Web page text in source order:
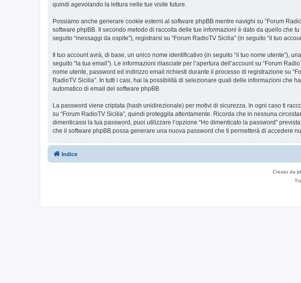
quindi agevolando la lettura nelle tue visite future.
Possiamo anche generare cookie esterni al software phpBB mentre navighi su “Forum
software phpBB. Il secondo metodo di raccolta delle tue informazioni è dato da quello che
seguito “messaggi da ospite”), registrarsi su “Forum RadioTV Sicilia” (in seguito “il tuo
Il tuo account avrà, di base, un unico nome identificativo (in seguito “il tuo nome utente”),
seguito “la tua email”). Le informazioni rilasciate per l’apertura dell’account su “Forum
nome utente, password ed indirizzo email richiesti durante il processo di registrazione su
RadioTV Sicilia”. In tutti i casi, hai la possibilità di selezionare quali delle informazioni che
automatico di email del software phpBB.
La password viene criptata (hash unidirezionale) per motivi di sicurezza. In ogni caso ti
su “Forum RadioTV Sicilia”, quindi proteggila attentamente. Ricorda che in nessuna
dimenticassi la tua password, puoi utilizzare l’opzione “Ho dimenticato la password”
che il software phpBB possa generare una nuova password che ti permetterà di accedere
Indice
Creato da